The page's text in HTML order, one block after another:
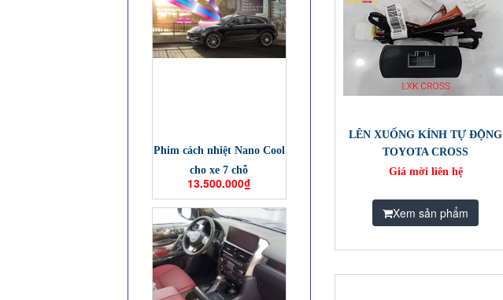
Phim cách nhiệt Nano Cool
cho xe 7 chỗ
13.500.000₫
LÊN XUỐNG KÍNH TỰ ĐỘNG
TOYOTA CROSS
Giá mời liên hệ
Xem sản phẩm